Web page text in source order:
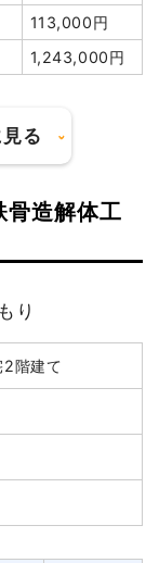
113,000円
1,243,000円
る
円
円
1,263,000円
骨造解体工
り
2階建て